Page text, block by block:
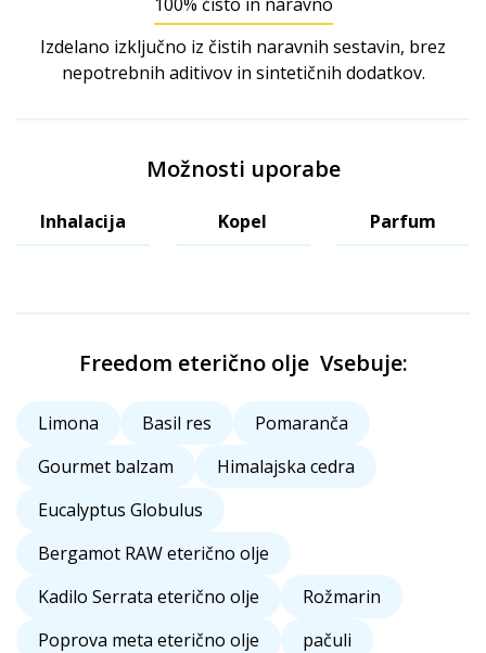
Izdelano izključno iz čistih naravnih sestavin, brez
nepotrebnih aditivov in sintetičnih dodatkov.
Možnosti uporabe
Inhalacija Kopel Parfum
Freedom eterično olje Vsebuje:
Limona Basil res
Pomaranča
Gourmet balzam
Himalajska cedra
Eucalyptus Globulus
Bergamot RAW eterično olje
Kadilo Serrata eterično olje
Rožmarin
Poprova meta eterično olje
pačuli